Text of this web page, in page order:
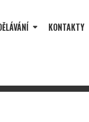
KONTAKTY